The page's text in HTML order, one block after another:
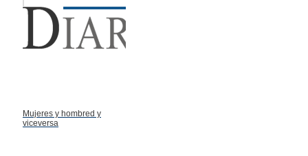
Mujeres y hombred y
viceversa